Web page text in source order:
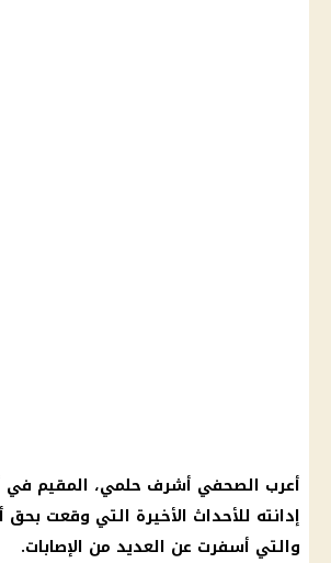
أعرب الصحفي أشرف حلمي، المقيم في
إدانته للأحداث الأخيرة التي وقعت
والتي أسفرت عن العديد من الإصابات.